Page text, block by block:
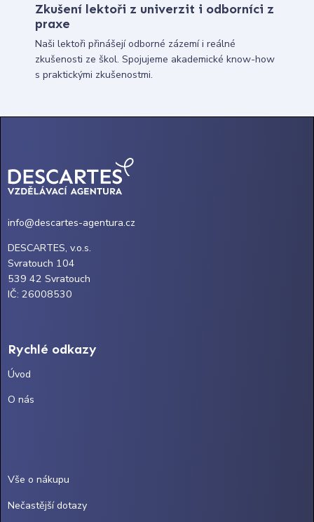
Zkušení lektoři z univerzit i odborníci z
praxe
Naši lektoři přinášejí odborné zázemí i reálné
zkušenosti ze škol. Spojujeme akademické know-how
s praktickými zkušenostmi.
info@descartes-agentura.cz
DESCARTES, v.o.s.
Svratouch 104
539 42 Svratouch
IČ: 26008530
Rychlé odkazy
Úvod
O nás
Vše o nákupu
Nečastější dotazy